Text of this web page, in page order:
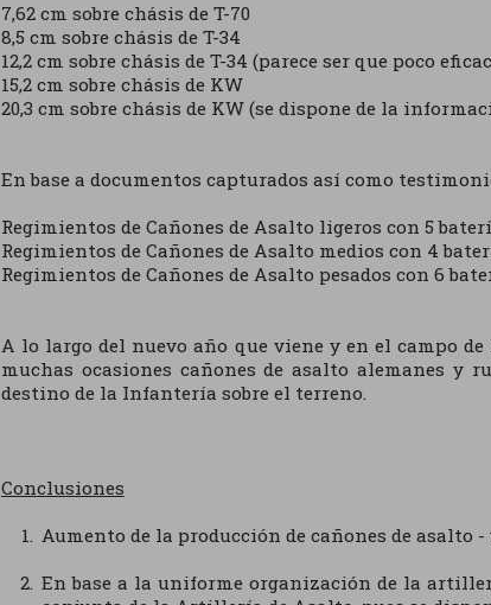
7,62 cm sobre chásis de T-70
8,5 cm sobre chásis de T-34
12,2 cm sobre chásis de T-34 (parece ser que poco
15,2 cm sobre chásis de KW
20,3 cm sobre chásis de KW (se dispone de la
En base a documentos capturados así como
Regimientos de Cañones de Asalto ligeros con 5
Regimientos de Cañones de Asalto medios con 4
Regimientos de Cañones de Asalto pesados con 6
A lo largo del nuevo año que viene y en el campo
muchas ocasiones cañones de asalto alemanes y
destino de la Infantería sobre el terreno.
Conclusiones
Aumento de la producción de cañones de asalto
En base a la uniforme organización de la